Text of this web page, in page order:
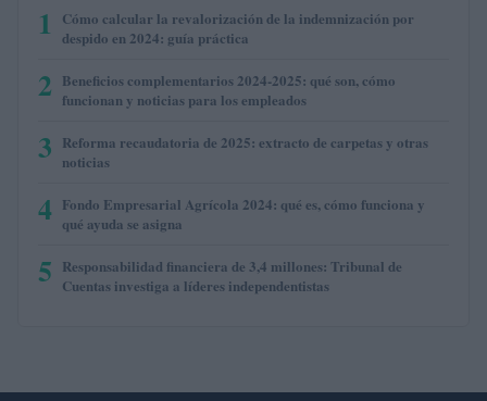
1
Cómo calcular la revalorización de la indemnización por
despido en 2024: guía práctica
2 Beneficios complementarios 2024-2025: qué son, cómo
funcionan y noticias para los empleados
3 Reforma recaudatoria de 2025: extracto de carpetas y otras
noticias
4 Fondo Empresarial Agrícola 2024: qué es, cómo funciona y
qué ayuda se asigna
5 Responsabilidad financiera de 3,4 millones: Tribunal de
Cuentas investiga a líderes independentistas